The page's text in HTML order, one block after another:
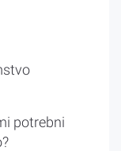
potrebni